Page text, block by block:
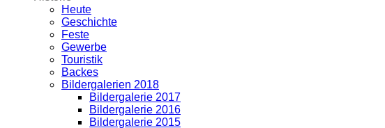
Heute
Geschichte
Feste
Gewerbe
Touristik
Backes
Bildergalerien 2018
Bildergalerie 2017
Bildergalerie 2016
Bildergalerie 2015